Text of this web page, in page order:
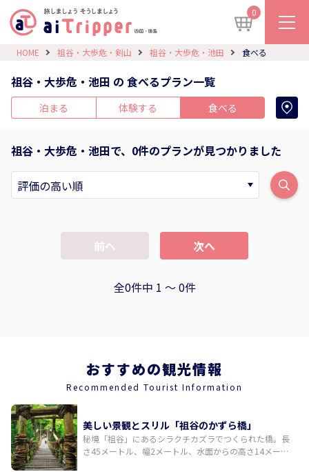
0
HOME 祖谷・大歩危・剣山 祖谷・大歩危・池田 食べる
祖谷・大歩危・池田 の 食べるプラン一覧
泊まる 体験する 食べる
祖谷・大歩危・池田で、0件のプランが見つかりました
前へ 次へ
全0件中 1 〜 0件
おすすめの観光情報
Recommended Tourist Information
美しい景観とスリル「祖谷のかずら橋」
秘境「祖谷」にあるシラクチカズラでつくられた橋。長
さ45メートル、幅2メートル、水面からの高さ14メート